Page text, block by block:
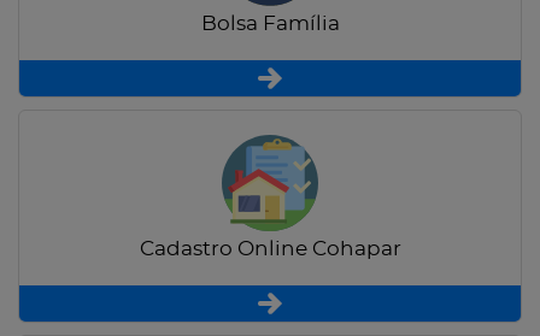
Bolsa Família
Cadastro Online Cohapar